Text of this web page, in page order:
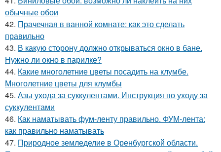
обычные обои
42. Прачечная в ванной комнате: как это сделать
правильно
43. В какую сторону должно открываться окно в бане.
Нужно ли окно в парилке?
44. Какие многолетние цветы посадить на клумбе.
Многолетние цветы для клумбы
45. Азы ухода за суккулентами. Инструкция по уходу за
суккулентами
46. Как наматывать фум-ленту правильно. ФУМ-лента:
как правильно наматывать
47. Природное земледелие в Оренбургской области.